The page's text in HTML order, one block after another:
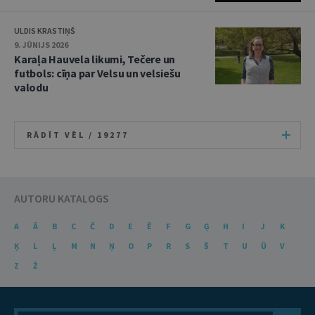
ULDIS KRASTIŅŠ
9. JŪNIJS 2026
Karaļa Hauvela likumi, Tečere un
futbols: cīņa par Velsu un velsiešu
valodu
RĀDĪT VĒL / 19277
AUTORU KATALOGS
A Ā B C Č D E Ē F G Ģ H I J
K
Ķ
L Ļ M N Ņ O P R S Š T U Ū
V
Z
Ž